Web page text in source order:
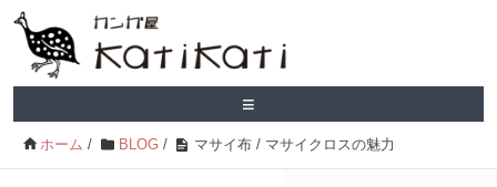
≡
ホーム / BLOG / マサイ布 / マサイクロスの魅力